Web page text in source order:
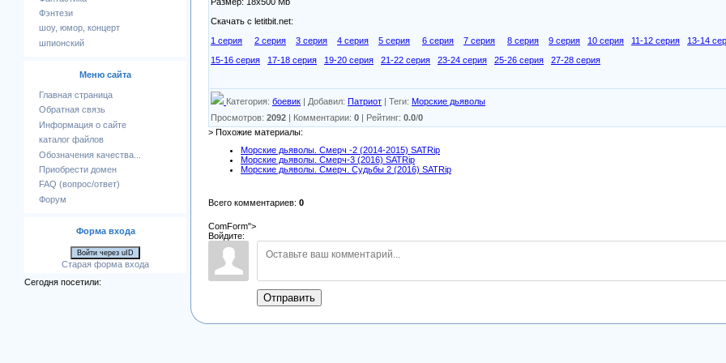
Фэнтези
шоу, юмор, концерт
шпионский
Меню сайта
Главная страница
Обратная связь
Информация о сайте
каталог файлов
Обозначения качества...
Приобрести домен
FAQ (вопрос/ответ)
Форум
Форма входа
Войти через uID
Старая форма входа
Сегодня посетили:
Скачать с letitbit.net:
1 серия
2 серия 3 серия 4 серия 5 серия 6 серия 7 серия 8 серия 9 серия 10 серия 11-12 серия
13-14
15-16 серия
17-18 серия 19-20 серия 21-22 серия 23-24 серия 25-26 серия 27-28 серия
Категория: боевик | Добавил: Патриот | Теги: Морские дьяволы
Просмотров: 2092 | Комментарии: 0 | Рейтинг: 0.0/0
> Похожие материалы:
Морские дьяволы. Смерч -2 (2014-2015) SATRip
Морские дьяволы. Смерч-3 (2016) SATRip
Морские дьяволы. Смерч. Судьбы 2 (2016) SATRip
Всего комментариев: 0
ComForm">
Войдите:
Отправить